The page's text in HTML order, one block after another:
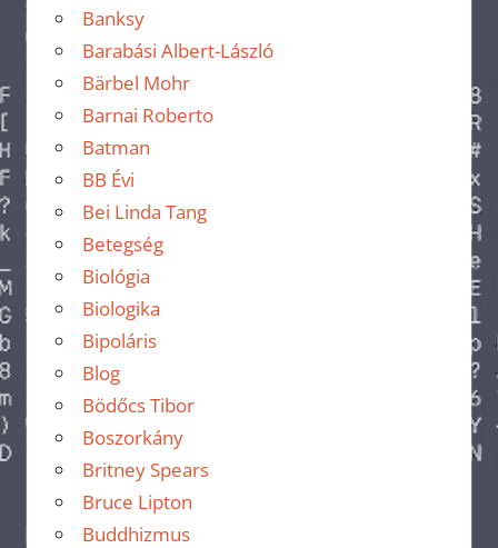
Banksy
Barabási Albert-László
Bärbel Mohr
Barnai Roberto
Batman
BB Évi
Bei Linda Tang
Betegség
Biológia
Biologika
Bipoláris
Blog
Bödőcs Tibor
Boszorkány
Britney Spears
Bruce Lipton
Buddhizmus